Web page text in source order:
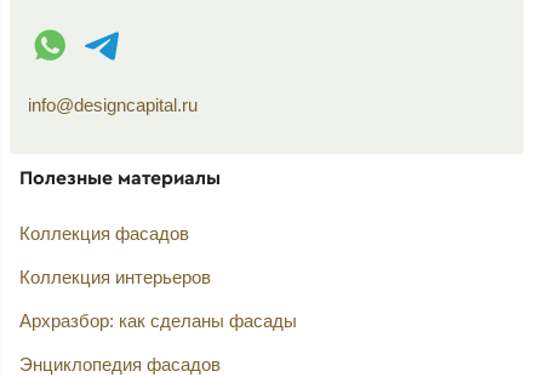
WhatsApp контакт
Telegram контакт
info@designcapital.ru
Полезные материалы
Коллекция фасадов
Коллекция интерьеров
Архразбор: как сделаны фасады
Энциклопедия фасадов